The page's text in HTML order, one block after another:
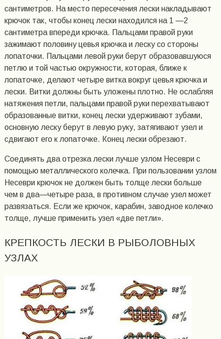
сантиметров. На место пересечения лески накладывают
крючок так, чтобы конец лески находился на 1 —2
сантиметра впереди крючка. Пальцами правой руки
зажимают половину цевья крючка и леску со стороны
лопаточки. Пальцами левой руки берут образовавшуюся
петлю и той частью окружности, которая, ближе к
лопаточке, делают четыре витка вокруг цевья крючка и
лески. Витки должны быть уложены плотно. Не ослабляя
натяжения петли, пальцами правой руки перехватывают
образованные витки, конец лески удерживают зубами,
основную леску берут в левую руку, затягивают узел и
сдвигают его к лопаточке. Конец лески обрезают.
Соединять два отрезка лески лучше узлом Несеври с
помощью металлического колечка. При пользовании узлом
Несеври крючок не должен быть толще лески больше
чем в два—четыре раза, в противном случае узел может
развязаться. Если же крючок, карабин, заводное колечко
толще, лучше применить узел «две петли».
КРЕПКОСТЬ ЛЕСКИ В РЫБОЛОВНЫХ
УЗЛАХ